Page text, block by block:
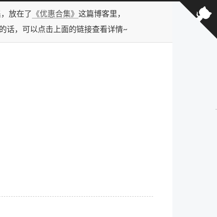
放在了 《优惠合集》 这篇博客里，
话，可以点击上面的链接查看详情~